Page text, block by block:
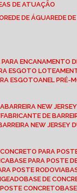
DE ATUAÇÃO
REDE DE ÁGUA REDE
PARA ENCANAMENTO
ESGOTO
ESGOTO ANEL
BARREIRA NEW
FABRICANTE DE
BARREIRA NEW JERSEY
CONCRETO PARA
BASE PARA POSTE
POSTE RODOVIA
BASE DE
POSTE CONCRETO